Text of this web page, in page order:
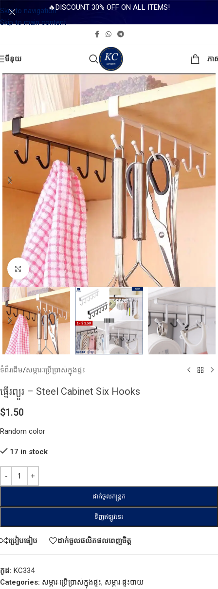
Skip to navigation
Skip to main content
🔥DISCOUNT 30% OFF ON ALL ITEMS!
មីនុយ ភា
Click to enlarge
ទំព័រដើម/សម្ភារៈប្រើប្រាស់ក្នុងផ្ទះ
ធ្នេីរព្យួរ – Steel Cabinet Six Hooks
$1.50
Random color
17 in stock
ដាក់ចូលកន្ត្រក
ទិញឥឡូវនេះ
ប្រៀបធៀប ដាក់ចូលផលិតផលពេញចិត្ត
កូដ: KC334​
Categories: សម្ភារៈប្រើប្រាស់ក្នុងផ្ទះ, សម្ភារៈផ្ទះបាយ